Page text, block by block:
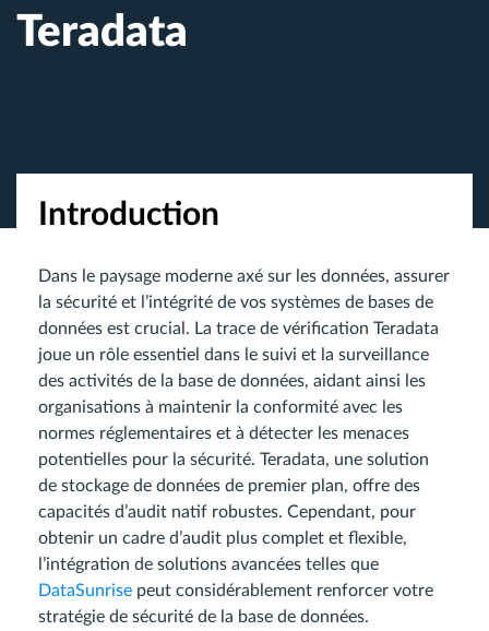
Teradata
Introduction
Dans le paysage moderne axé sur les données, assurer
la sécurité et l’intégrité de vos systèmes de bases de
données est crucial. La trace de vérification Teradata
joue un rôle essentiel dans le suivi et la surveillance
des activités de la base de données, aidant ainsi les
organisations à maintenir la conformité avec les
normes réglementaires et à détecter les menaces
potentielles pour la sécurité. Teradata, une solution
de stockage de données de premier plan, offre des
capacités d’audit natif robustes. Cependant, pour
obtenir un cadre d’audit plus complet et flexible,
l’intégration de solutions avancées telles que
DataSunrise peut considérablement renforcer votre
stratégie de sécurité de la base de données.